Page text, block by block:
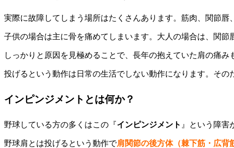
実際に故障してしまう場所はたくさんあります。筋肉、関節
子供の場合は主に骨を痛めてしまいます。大人の場合は、関
しっかりと原因を見極めることで、長年の抱えていた肩の痛
投げるという動作は日常の生活でしない動作になります。そ
インピンジメントとは何か？
野球している方の多くはこの『インピンジメント 』という障害
野球肩とは投げるという動作で肩関節の後方体（棘下筋・広背